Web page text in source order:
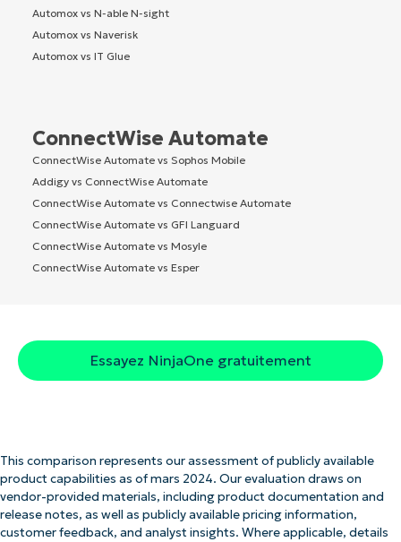
Automox vs N-able N-sight
Automox vs Naverisk
Automox vs IT Glue
ConnectWise Automate
ConnectWise Automate vs Sophos Mobile
Addigy vs ConnectWise Automate
ConnectWise Automate vs Connectwise Automate
ConnectWise Automate vs GFI Languard
ConnectWise Automate vs Mosyle
ConnectWise Automate vs Esper
Essayez NinjaOne gratuitement
This comparison represents our assessment of publicly available
product capabilities as of mars 2024. Our evaluation draws on
vendor-provided materials, including product documentation and
release notes, as well as publicly available pricing information,
customer feedback, and analyst insights. Where applicable, details